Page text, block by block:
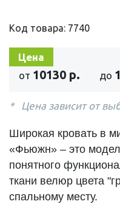
Код товара: 7740
Цена
от 10130 р. до
Цена зависит от
Широкая кровать в
«Фьюжн» – это
понятного
ткани велюр цвета
спальному месту.